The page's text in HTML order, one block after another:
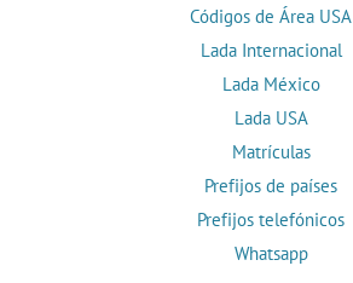
Códigos de Área USA
Lada Internacional
Lada México
Lada USA
Matrículas
Prefijos de países
Prefijos telefónicos
Whatsapp